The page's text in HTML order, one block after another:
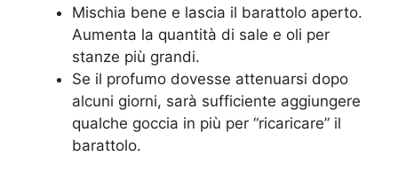
Mischia bene e lascia il barattolo aperto.
Aumenta la quantità di sale e oli per
stanze più grandi.
Se il profumo dovesse attenuarsi dopo
alcuni giorni, sarà sufficiente aggiungere
qualche goccia in più per “ricaricare” il
barattolo.